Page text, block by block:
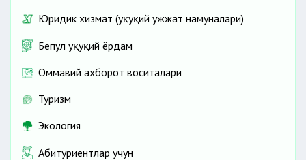
Юридик хизмат (ҳуқуқий ҳужжат намуналари)
Бепул ҳуқуқий ёрдам
Оммавий ахборот воситалари
Туризм
Экология
Абитуриентлар учун